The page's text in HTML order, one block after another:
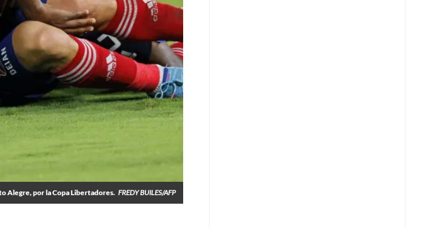
Alegre, por la Copa Libertadores. FREDY BUILES/AFP